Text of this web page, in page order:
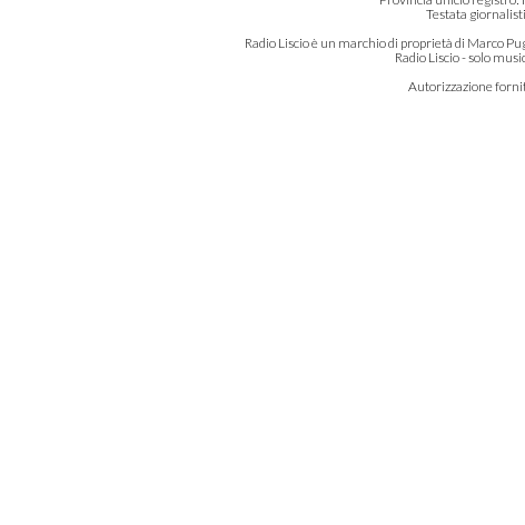
Testata
Radio Liscio è un marchio di proprietà di Marco
Radio Liscio - solo
Autorizzazione